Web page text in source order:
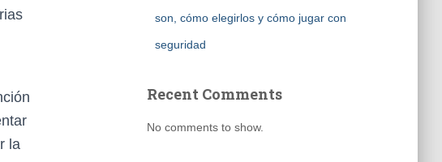
la
son, cómo elegirlos y cómo jugar con
seguridad
Recent Comments
No comments to show.